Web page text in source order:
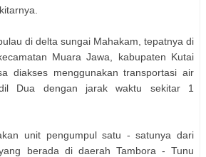
di delta sungai Mahakam, tepatnya di
Muara Jawa, kabupaten Kutai
diakses menggunakan transportasi air
Dua dengan jarak waktu sekitar 1
unit pengumpul satu - satunya dari
berada di daerah Tambora - Tunu